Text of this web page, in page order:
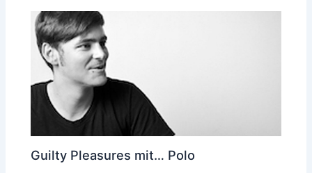
Guilty Pleasures mit… Polo